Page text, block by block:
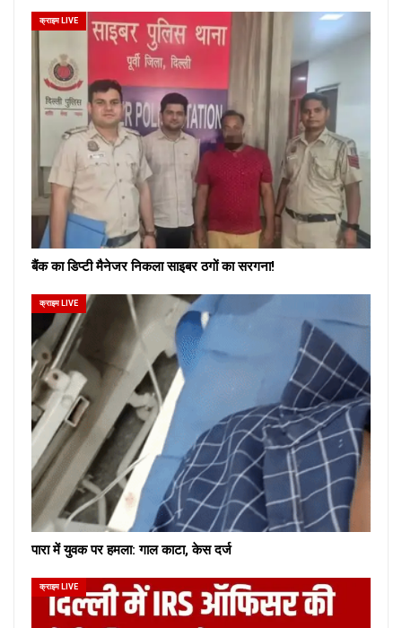
क्राइम LIVE
बैंक का डिप्टी मैनेजर निकला साइबर ठगों का सरगना!
क्राइम LIVE
पारा में युवक पर हमला: गाल काटा, केस दर्ज
क्राइम LIVE